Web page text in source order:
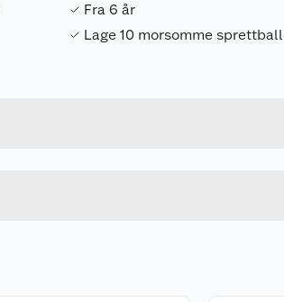
Fra 6 år
Lage 10 morsomme